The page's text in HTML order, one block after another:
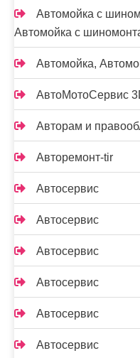
Автомойка с
Автомойка с
Автомойка,
АвтоМотоСервис
Авторам и
Авторемонт-tir
Автосервис
Автосервис
Автосервис
Автосервис
Автосервис
Автосервис